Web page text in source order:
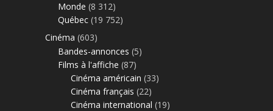
Monde (8 312)
Québec (19 752)
Cinéma (603)
Bandes-annonces (5)
Films à l'affiche (87)
Cinéma américain (33)
Cinéma français (22)
Cinéma international (19)